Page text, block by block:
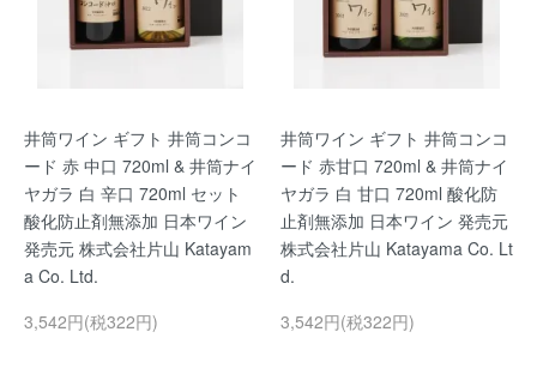
井筒ワイン ギフト 井筒コンコ
ード 赤 中口 720ml & 井筒ナイ
ヤガラ 白 辛口 720ml セット
酸化防止剤無添加 日本ワイン
発売元 株式会社片山 Katayam
a Co. Ltd.
3,542円(税322円)
井筒ワイン ギフト 井筒コンコ
ード 赤甘口 720ml & 井筒ナイ
ヤガラ 白 甘口 720ml 酸化防
止剤無添加 日本ワイン 発売元
株式会社片山 Katayama Co. Lt
d.
3,542円(税322円)